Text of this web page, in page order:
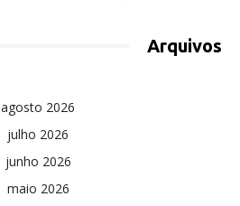
Arquivos
agosto 2026
julho 2026
junho 2026
maio 2026